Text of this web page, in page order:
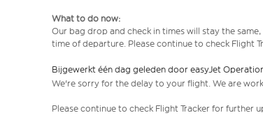
What to do now:
Our bag drop and check in times will stay the
time of departure. Please continue to check Flight
Bijgewerkt één dag geleden door easyJet
We're sorry for the delay to your flight. We are
Please continue to check Flight Tracker for further